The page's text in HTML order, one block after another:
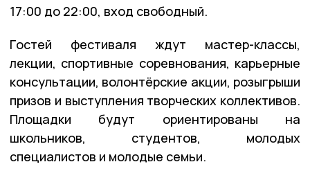
17:00 до 22:00, вход свободный.
Гостей фестиваля ждут мастер-классы,
лекции, спортивные соревнования, карьерные
консультации, волонтёрские акции, розыгрыши
призов и выступления творческих коллективов.
Площадки будут ориентированы на
школьников, студентов, молодых
специалистов и молодые семьи.